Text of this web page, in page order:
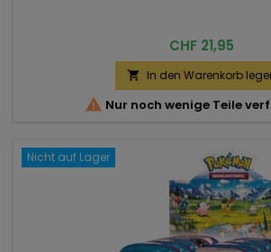
Preis
CHF 21,95
 In den Warenkorb
 Nur noch wenige Teile
Nicht auf Lager